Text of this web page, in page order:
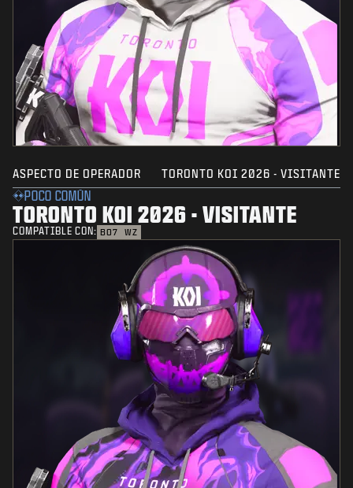
ASPECTO DE OPERADOR TORONTO KOI 2026 - VISITANTE
POCO COMÚN
TORONTO KOI 2026 - VISITANTE
COMPATIBLE CON: BO7 WZ